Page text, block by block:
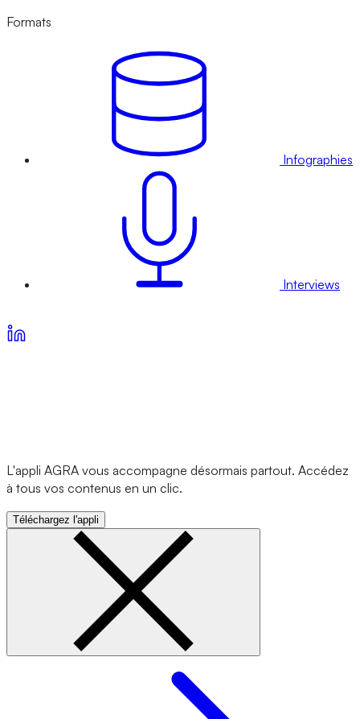
Formats
Infographies
Interviews
L'appli AGRA vous accompagne désormais partout. Accédez
à tous vos contenus en un clic.
Téléchargez l'appli